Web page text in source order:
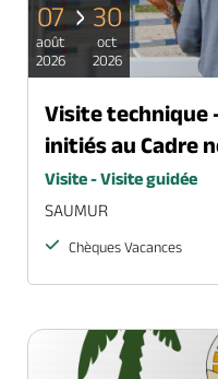
07
août
2026
30
oct
2026
Visite technique
initiés au Cadre
Visite - Visite guidée
SAUMUR
Chèques Vacances